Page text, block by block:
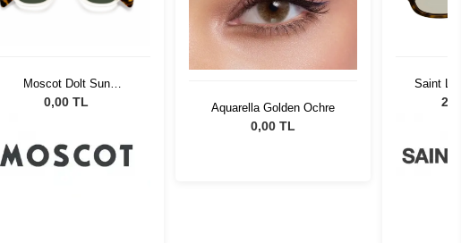
Moscot Dolt Sun
Flesh/Tortoise Cr-39 Pl G15
0,00 TL Aquarella Golden Ochre
0,00 TL
Saint